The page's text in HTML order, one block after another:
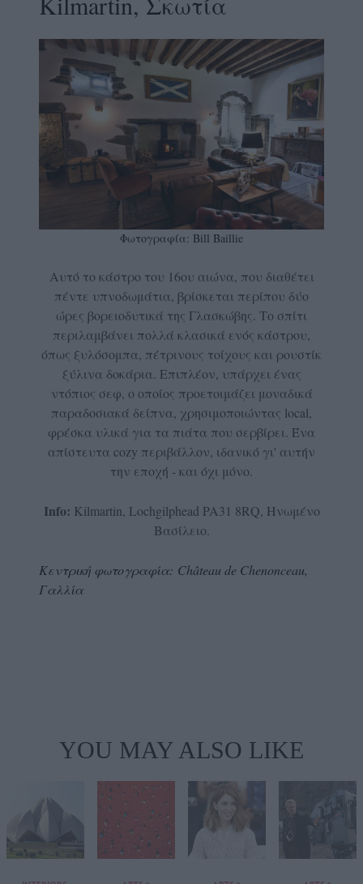
Φωτογραφία: Bill Baillie
Αυτό το κάστρο του 16ου αιώνα, που διαθέτει
πέντε υπνοδωμάτια, βρίσκεται περίπου δύο
ώρες βορειοδυτικά της Γλασκώβης. Το σπίτι
περιλαμβάνει πολλά κλασικά ενός κάστρου,
όπως ξυλόσομπα, πέτρινους τοίχους και ρουστίκ
ξύλινα δοκάρια. Επιπλέον, υπάρχει ένας
ντόπιος σεφ, ο οποίος προετοιμάζει μοναδικά
παραδοσιακά δείπνα, χρησιμοποιώντας local,
φρέσκα υλικά για τα πιάτα που σερβίρει. Ένα
απίστευτα cozy περιβάλλον, ιδανικό γι' αυτήν
την εποχή - και όχι μόνο.
Info: Kilmartin, Lochgilphead PA31 8RQ, Ηνωμένο
Βασίλειο.
Κεντρική φωτογραφία: Château de Chenonceau,
Γαλλία
YOU MAY ALSO LIKE